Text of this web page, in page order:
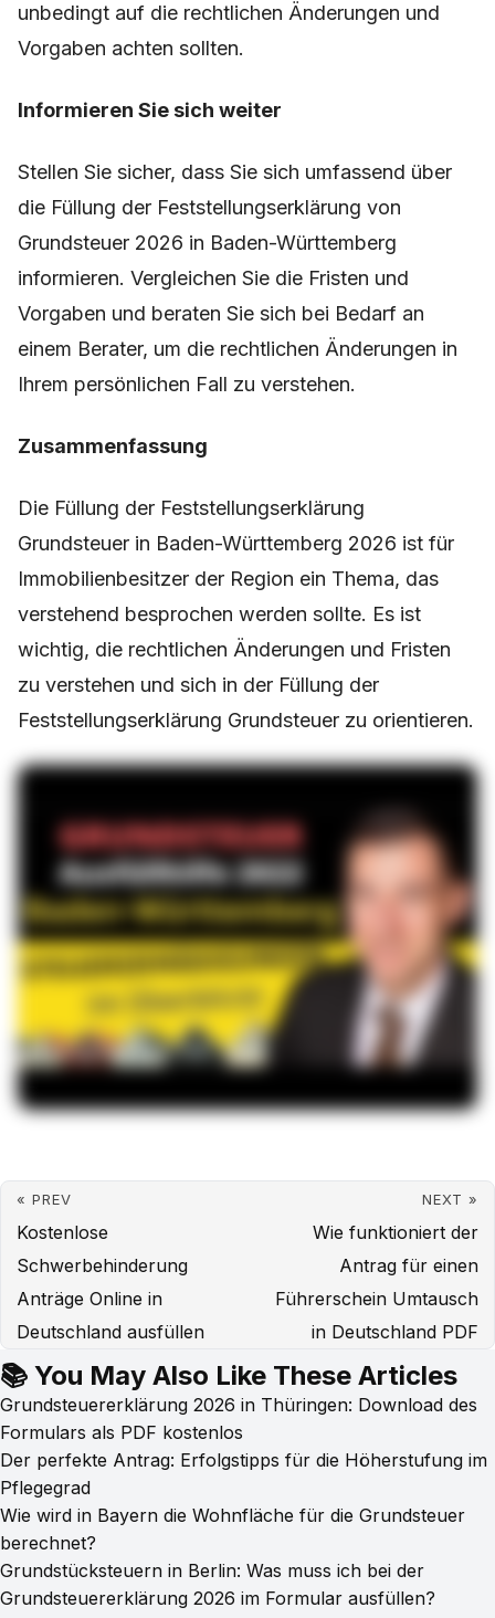
unbedingt auf die rechtlichen Änderungen und
Vorgaben achten sollten.
Informieren Sie sich weiter
Stellen Sie sicher, dass Sie sich umfassend über
die Füllung der Feststellungserklärung von
Grundsteuer 2026 in Baden-Württemberg
informieren. Vergleichen Sie die Fristen und
Vorgaben und beraten Sie sich bei Bedarf an
einem Berater, um die rechtlichen Änderungen in
Ihrem persönlichen Fall zu verstehen.
Zusammenfassung
Die Füllung der Feststellungserklärung
Grundsteuer in Baden-Württemberg 2026 ist für
Immobilienbesitzer der Region ein Thema, das
verstehend besprochen werden sollte. Es ist
wichtig, die rechtlichen Änderungen und Fristen
zu verstehen und sich in der Füllung der
Feststellungserklärung Grundsteuer zu orientieren.
« PREV
Kostenlose
Schwerbehinderung
Anträge Online in
Deutschland ausfüllen
NEXT »
Wie funktioniert der
Antrag für einen
Führerschein Umtausch
in Deutschland PDF
📚 You May Also Like These Articles
Grundsteuererklärung 2026 in Thüringen: Download des
Formulars als PDF kostenlos
Der perfekte Antrag: Erfolgstipps für die Höherstufung im
Pflegegrad
Wie wird in Bayern die Wohnfläche für die Grundsteuer
berechnet?
Grundstücksteuern in Berlin: Was muss ich bei der
Grundsteuererklärung 2026 im Formular ausfüllen?